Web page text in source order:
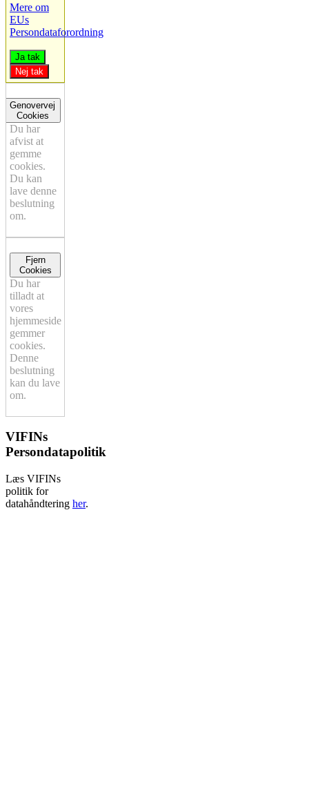
Mere om
EUs
Persondataforordning
Ja tak
Nej tak
Genovervej
Cookies
Du har
afvist at
gemme
cookies.
Du kan
lave denne
beslutning
om.
Fjern
Cookies
Du har
tilladt at
vores
hjemmeside
gemmer
cookies.
Denne
beslutning
kan du lave
om.
VIFINs
Persondatapolitik
Læs VIFINs
politik for
datahåndtering her.